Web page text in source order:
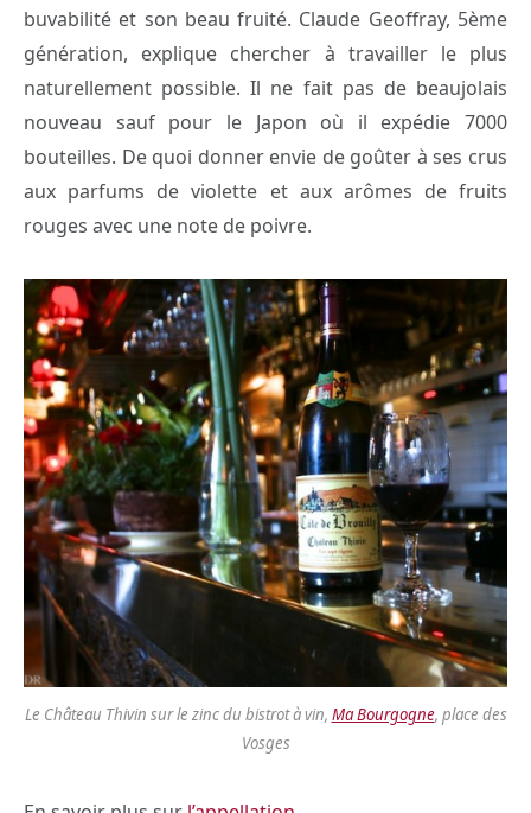
buvabilité et son beau fruité. Claude Geoffray, 5ème
génération, explique chercher à travailler le plus
naturellement possible. Il ne fait pas de beaujolais
nouveau sauf pour le Japon où il expédie 7000
bouteilles. De quoi donner envie de goûter à ses crus
aux parfums de violette et aux arômes de fruits
rouges avec une note de poivre.
Le Château Thivin sur le zinc du bistrot à vin, Ma Bourgogne, place des
Vosges